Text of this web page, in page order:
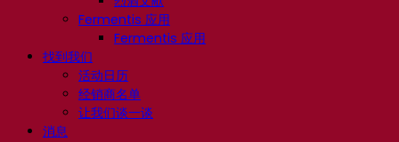
Fermentis 应用
Fermentis 应用
找到我们
活动日历
经销商名单
让我们谈一谈
消息